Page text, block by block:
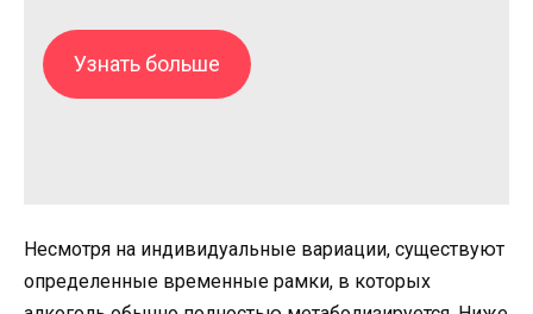
Узнать больше
Несмотря на индивидуальные вариации, существуют
определенные временные рамки, в которых